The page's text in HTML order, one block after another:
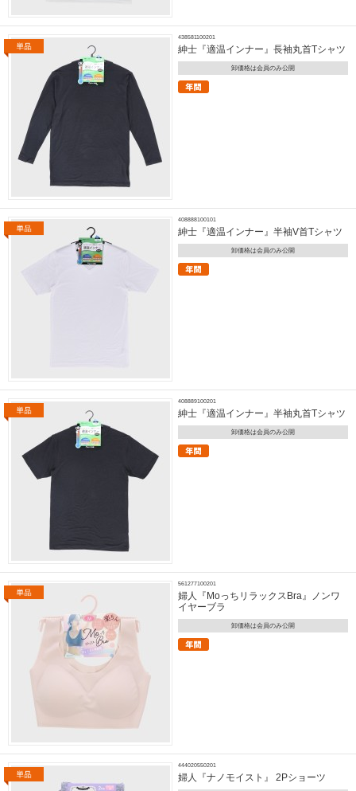
438581100201
紳士『適温インナー』長袖丸首Tシャツ
卸価格は会員のみ公開
408888100101
紳士『適温インナー』半袖V首Tシャツ
卸価格は会員のみ公開
408889100201
紳士『適温インナー』半袖丸首Tシャツ
卸価格は会員のみ公開
561277100201
婦人『MoっちリラックスBra』ノンワ
イヤーブラ
卸価格は会員のみ公開
444020550201
婦人『ナノモイスト』 2Pショーツ